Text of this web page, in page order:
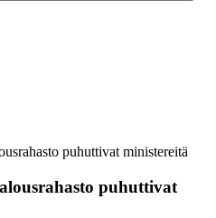
puhuttivat ministereitä
puhuttivat